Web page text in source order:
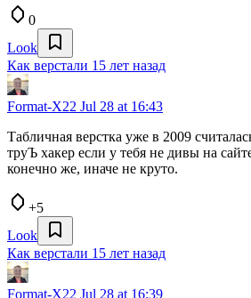
0
Look
Как верстали 15 лет назад
Format-X22 Jul 28 at 16:43
Табличная верстка уже в 2009
труЪ хакер если у тебя не дивы на
конечно же, иначе не круто.
+5
Look
Как верстали 15 лет назад
Format-X22 Jul 28 at 16:39